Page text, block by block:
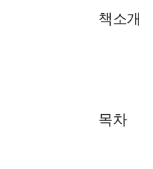
책소개
목차